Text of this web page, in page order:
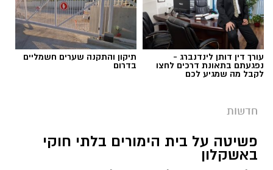
עורך דין דותן לינדנברג -
נפגעתם בתאונת דרכים לחצו
לקבל מה שמגיע לכם
תיקון והתקנה שערים חשמליים
בדרום
חדשות
פשיטה על בית הימורים בלתי חוקי
באשקלון